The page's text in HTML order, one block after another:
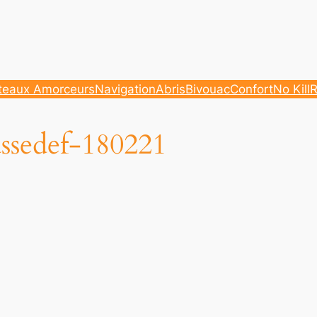
AmorceursNavigationAbrisBivouacConfortNo Kill
180221